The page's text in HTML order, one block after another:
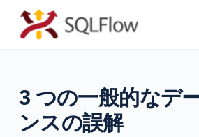
コ
ン
ツ
ス
3 つの一般的なデ
ンスの誤解